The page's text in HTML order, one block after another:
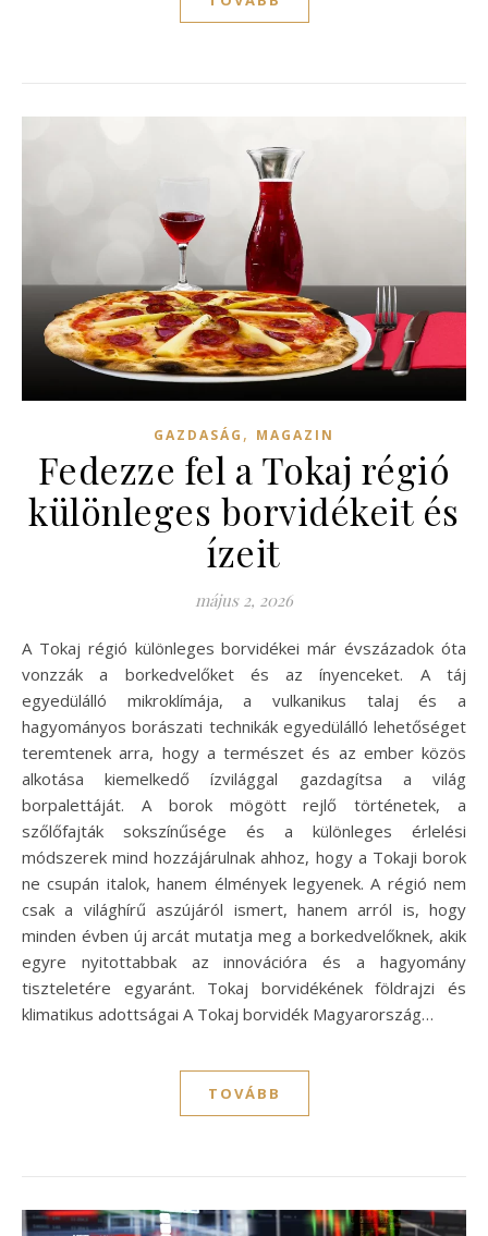
GAZDASÁG , MAGAZIN
Fedezze fel a Tokaj régió
különleges borvidékeit és
ízeit
május 2, 2026
A Tokaj régió különleges borvidékei már évszázadok óta
vonzzák a borkedvelőket és az ínyenceket. A táj
egyedülálló mikroklímája, a vulkanikus talaj és a
hagyományos borászati technikák egyedülálló lehetőséget
teremtenek arra, hogy a természet és az ember közös
alkotása kiemelkedő ízvilággal gazdagítsa a világ
borpalettáját. A borok mögött rejlő történetek, a
szőlőfajták sokszínűsége és a különleges érlelési
módszerek mind hozzájárulnak ahhoz, hogy a Tokaji borok
ne csupán italok, hanem élmények legyenek. A régió nem
csak a világhírű aszújáról ismert, hanem arról is, hogy
minden évben új arcát mutatja meg a borkedvelőknek, akik
egyre nyitottabbak az innovációra és a hagyomány
tiszteletére egyaránt. Tokaj borvidékének földrajzi és
klimatikus adottságai A Tokaj borvidék Magyarország…
TOVÁBB